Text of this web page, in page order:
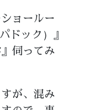
ョールー
ドック）』
伺ってみ
が、混み